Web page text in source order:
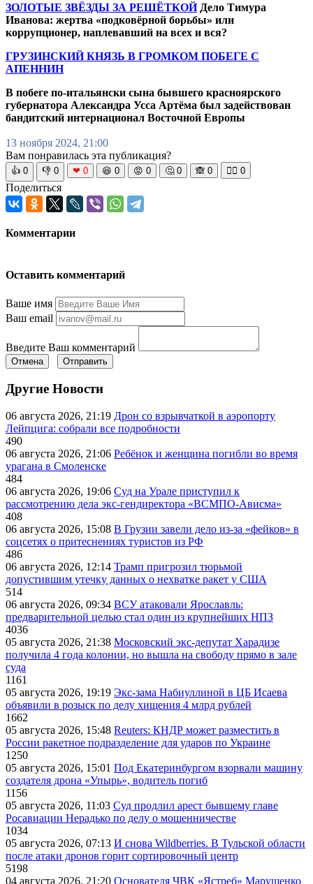
ЗОЛОТЫЕ ЗВЁЗДЫ ЗА РЕШЁТКОЙДело Тимура
Иванова: жертва «подковёрной борьбы» или
коррупционер, наплевавший на всех и вся?
ГРУЗИНСКИЙ КНЯЗЬ В ГРОМКОМ ПОБЕГЕ С
АПЕННИН
В побеге по-итальянски сына бывшего красноярского
губернатора Александра Усса Артёма был задействован
бандитский интернационал Восточной Европы
13 ноября 2024, 21:00
Вам понравилась эта публикация?
👍 0 👎 0 ❤ 0 😆 0 😡 0 🤔 0 🙈 0 🧘‍♀️ 0
Поделиться
Комментарии
Оставить комментарий
Ваше имя
Ваш email
Введите Ваш комментарий
Отмена Отправить
Другие Новости
06 августа 2026, 21:19 Дрон со взрывчаткой в аэропорту
Лейпцига: собрали все подробности
490
06 августа 2026, 21:06 Ребёнок и женщина погибли во время
урагана в Смоленске
484
06 августа 2026, 19:06 Суд на Урале приступил к
рассмотрению дела экс-гендиректора «ВСМПО-Ависма»
408
06 августа 2026, 15:08 В Грузии завели дело из-за «фейков» в
соцсетях о притеснениях туристов из РФ
486
06 августа 2026, 12:14 Трамп пригрозил тюрьмой
допустившим утечку данных о нехватке ракет у США
514
06 августа 2026, 09:34 ВСУ атаковали Ярославль:
предварительной целью стал один из крупнейших НПЗ
4036
05 августа 2026, 21:38 Московский экс-депутат Харадизе
получила 4 года колонии, но вышла на свободу прямо в зале
суда
1161
05 августа 2026, 19:19 Экс-зама Набиуллиной в ЦБ Исаева
объявили в розыск по делу хищения 4 млрд рублей
1662
05 августа 2026, 15:48 Reuters: КНДР может разместить в
России ракетное подразделение для ударов по Украине
1250
05 августа 2026, 15:01 Под Екатеринбургом взорвали машину
создателя дрона «Упырь», водитель погиб
1156
05 августа 2026, 11:03 Суд продлил арест бывшему главе
Росавиации Нерадько по делу о мошенничестве
1034
05 августа 2026, 07:13 И снова Wildberries. В Тульской области
после атаки дронов горит сортировочный центр
5198
04 августа 2026, 21:20 Основателя ЧВК «Ястреб» Марущенко